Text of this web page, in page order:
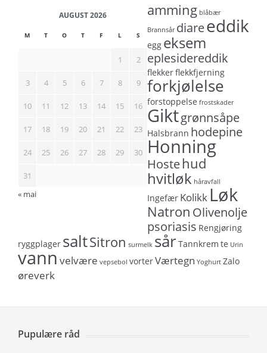
AUGUST 2026
M T O T F L S
1 2
3 4 5 6 7 8 9
10 11 12 13 14 15 16
17 18 19 20 21 22 23
24 25 26 27 28 29 30
31
« mai
amming blåbær
Brannsår diareeddik
egg eksem
eplesidereddik
flekkerflekkfjerning
forkjølelse
forstoppelse frostskader
Giktgrønnsåpe
Halsbrann hodepine
Honning
Hostehud
hvitløk håravfall
Ingefær Kolikk Løk
Natron Olivenolje
psoriasis Rengjøring
ryggplager saltSitron surmelk sårTannkrem te Urin
vann velvære vepsebol vorterVærtegn Yoghurt Zalo
øreverk
Pupulære råd